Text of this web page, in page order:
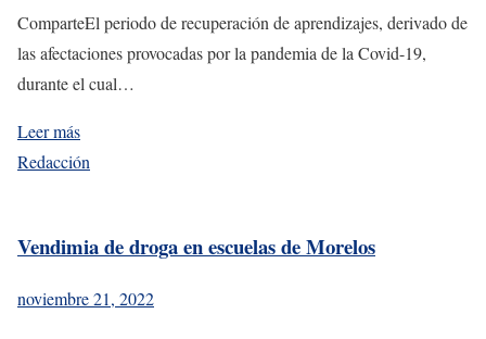
ComparteEl periodo de recuperación de aprendizajes, derivado de
las afectaciones provocadas por la pandemia de la Covid-19,
durante el cual…
Leer más
Redacción
Vendimia de droga en escuelas de Morelos
noviembre 21, 2022